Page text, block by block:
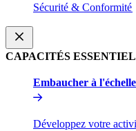
Sécurité & Conformité​​
CAPACITÉS
Embaucher à
Développez votre